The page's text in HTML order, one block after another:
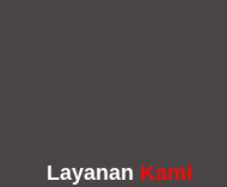
Layanan Kami